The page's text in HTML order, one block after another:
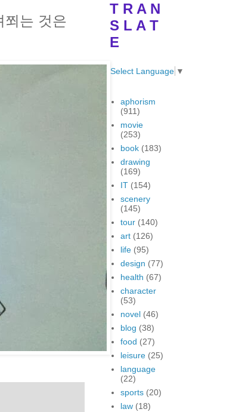
쬐는 것은
T R A N
S L A T
E
Select Language ▼
aphorism
(911)
movie
(253)
book (183)
drawing
(169)
IT (154)
scenery
(145)
tour (140)
art (126)
life (95)
design (77)
health (67)
character
(53)
novel (46)
blog (38)
food (27)
leisure (25)
language
(22)
sports (20)
law (18)